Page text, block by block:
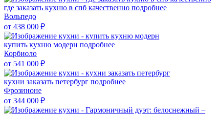
где заказать кухню в спб качественно подробнее
Вольпедо
от 438 000 ₽
купить кухню модерн подробнее
Корбиоло
от 541 000 ₽
кухни заказать петербург подробнее
Фрозиноне
от 344 000 ₽